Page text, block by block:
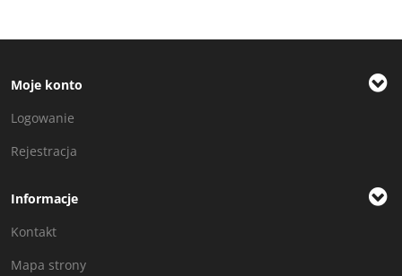
Moje konto
Logowanie
Rejestracja
Informacje
Kontakt
Mapa strony